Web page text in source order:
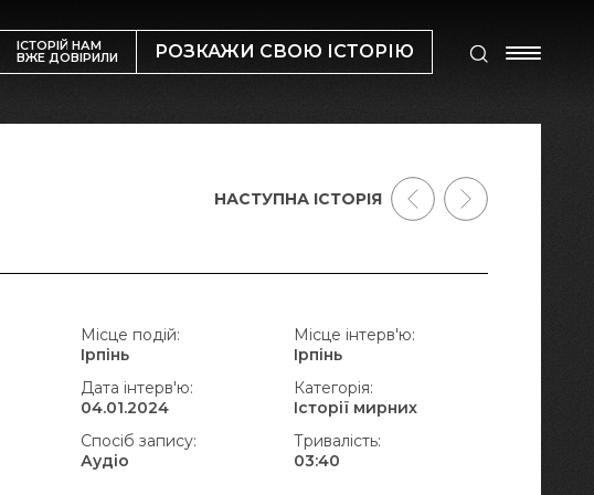
ІСТОРІЙ НАМ
ВЖЕ ДОВІРИЛИ РОЗКАЖИ СВОЮ ІСТОРІЮ
Місце подій:
Ірпінь
Місце інтерв'ю:
Ірпінь
Дата інтерв'ю:
04.01.2024
Категорія:
Історії мирних
Спосіб запису:
Аудіо
Тривалість:
03:40
НАСТУПНА ІСТОРІЯ